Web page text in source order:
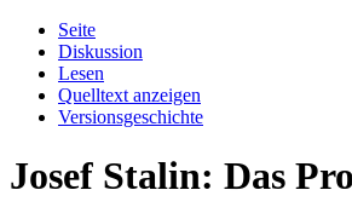
Seite
Diskussion
Lesen
Quelltext anzeigen
Versionsgeschichte
Josef Stalin: Das